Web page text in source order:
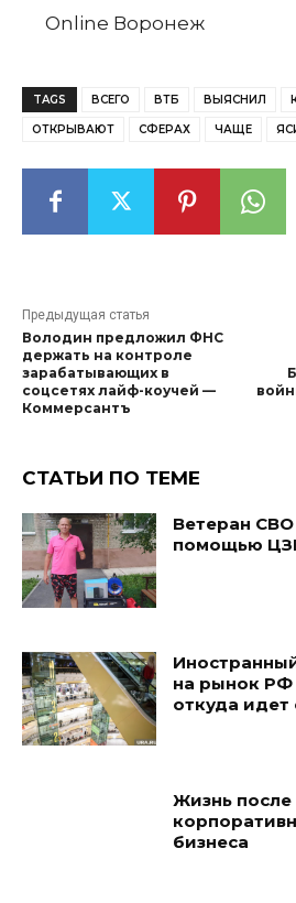
Online Воронеж
TAGS ВСЕГО ВТБ ВЫЯСНИЛ
ОТКРЫВАЮТ СФЕРАХ ЧАЩЕ
Предыдущая статья
Володин предложил ФНС
держать на контроле
зарабатывающих в
соцсетях лайф-коучей —
Коммерсантъ
СТАТЬИ ПО ТЕМЕ
Ветеран
помощью
на рынок РФ
откуда идет
Жизнь после
бизнеса